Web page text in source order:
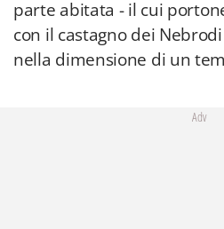
parte abitata - il cui
con il castagno dei
nella dimensione di un
Adv